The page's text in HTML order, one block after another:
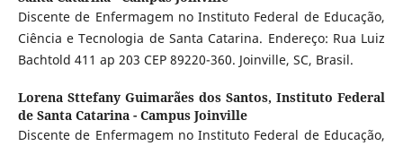
Discente de Enfermagem no Instituto Federal de Educação,
Ciência e Tecnologia de Santa Catarina. Endereço: Rua Luiz
Bachtold 411 ap 203 CEP 89220-360. Joinville, SC, Brasil.
Lorena Sttefany Guimarães dos Santos,Instituto Federal
de Santa Catarina - Campus Joinville
Discente de Enfermagem no Instituto Federal de Educação,